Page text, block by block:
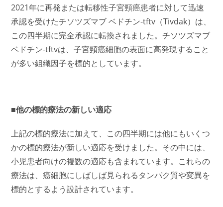
2021年に再発または転移性子宮頸癌患者に対して迅速
承認を受けたチソツズマブ ベドチン-tftv（Tivdak）は、
この四半期に完全承認に転換されました。チソツズマブ
ベドチン-tftvは、子宮頸癌細胞の表面に高発現すること
が多い組織因子を標的としています。
■他の標的療法の新しい適応
上記の標的療法に加えて、この四半期には他にもいくつ
かの標的療法が新しい適応を受けました。その中には、
小児患者向けの複数の適応も含まれています。これらの
療法は、癌細胞にしばしば見られるタンパク質や変異を
標的とするよう設計されています。